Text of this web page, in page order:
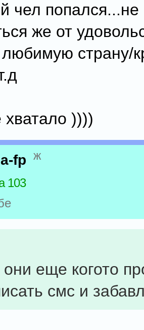
чел попался...не
же от
любимую страну/
))))
fp ж
103
еще когото
смс и